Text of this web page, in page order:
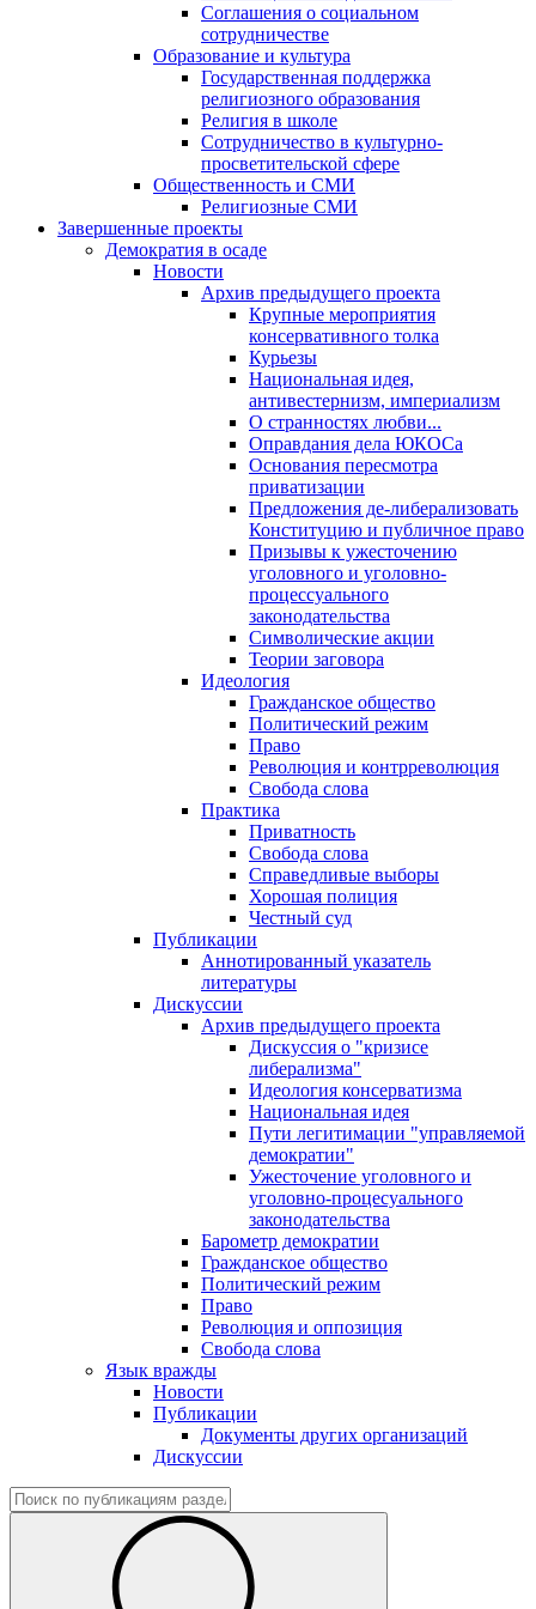
Соглашения о социальном
сотрудничестве
Образование и культура
Государственная поддержка
религиозного образования
Религия в школе
Сотрудничество в культурно-
просветительской сфере
Общественность и СМИ
Религиозные СМИ
Завершенные проекты
Демократия в осаде
Новости
Архив предыдущего проекта
Крупные мероприятия
консервативного толка
Курьезы
Национальная идея,
антивестернизм, империализм
О странностях любви...
Оправдания дела ЮКОСа
Основания пересмотра
приватизации
Предложения де-либерализовать
Конституцию и публичное право
Призывы к ужесточению
уголовного и уголовно-
процессуального
законодательства
Символические акции
Теории заговора
Идеология
Гражданское общество
Политический режим
Право
Революция и контрреволюция
Свобода слова
Практика
Приватность
Свобода слова
Справедливые выборы
Хорошая полиция
Честный суд
Публикации
Аннотированный указатель
литературы
Дискуссии
Архив предыдущего проекта
Дискуссия о "кризисе
либерализма"
Идеология консерватизма
Национальная идея
Пути легитимации "управляемой
демократии"
Ужесточение уголовного и
уголовно-процесуального
законодательства
Барометр демократии
Гражданское общество
Политический режим
Право
Революция и оппозиция
Свобода слова
Язык вражды
Новости
Публикации
Документы других организаций
Дискуссии